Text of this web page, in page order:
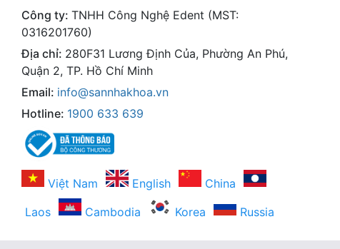
Công ty: TNHH Công Nghệ Edent (MST:
0316201760)
Địa chỉ: 280F31 Lương Định Của, Phường An Phú,
Quận 2, TP. Hồ Chí Minh
Email: info@sannhakhoa.vn
Hotline: 1900 633 639
Việt Nam English
China
Laos
Cambodia Korea Russia